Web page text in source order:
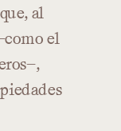
que, al
el